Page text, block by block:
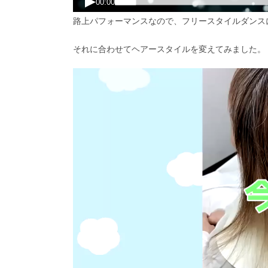
路上パフォーマンスなので、フリースタイルダンス
それに合わせてヘアースタイルを変えてみました。